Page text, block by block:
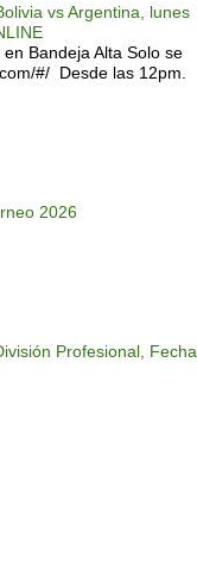
vs Argentina, lunes
Bandeja Alta Solo se
#/ Desde las 12pm.
2026
Profesional, Fecha